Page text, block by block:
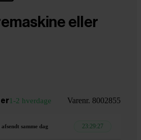
eller
er1-2 hverdage Varenr. 8002855
samme dag 23:29:26